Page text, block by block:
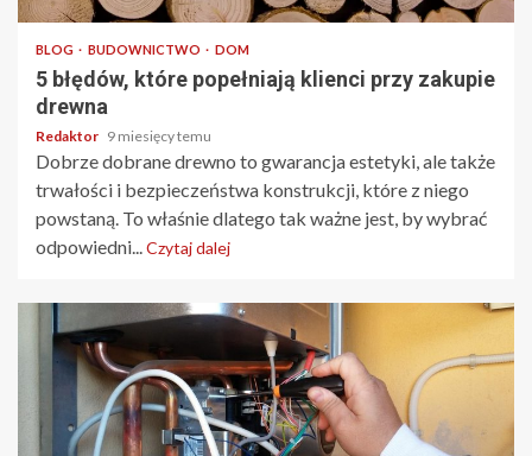
BLOG BUDOWNICTWO DOM
5 błędów, które popełniają klienci przy zakupie
drewna
Redaktor 9 miesięcy temu
Dobrze dobrane drewno to gwarancja estetyki, ale także
trwałości i bezpieczeństwa konstrukcji, które z niego
powstaną. To właśnie dlatego tak ważne jest, by wybrać
odpowiedni...Czytaj dalej